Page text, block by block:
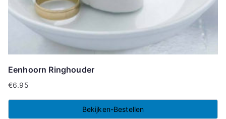
Eenhoorn Ringhouder
€6.95
Bekijken-Bestellen